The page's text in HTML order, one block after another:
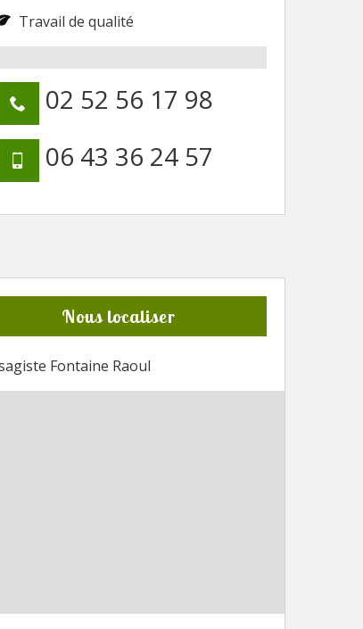
Travail de qualité
02 52 56 17 98
06 43 36 24 57
Nous localiser
Fontaine Raoul